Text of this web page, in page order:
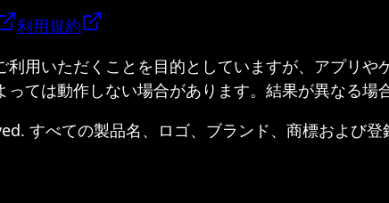
利用規約
用いただくことを目的としていますが、アプリ
ては動作しない場合があります。結果が異なる場
すべての製品名、ロゴ、ブランド、商標および